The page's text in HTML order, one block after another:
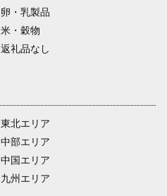
卵・乳製品
米・穀物
返礼品なし
東北エリア
中部エリア
中国エリア
九州エリア